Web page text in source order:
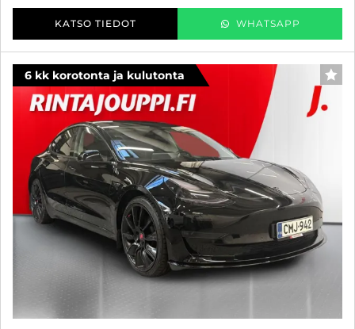
KATSO TIEDOT WHATSAPP
6 kk korotonta ja kulutonta